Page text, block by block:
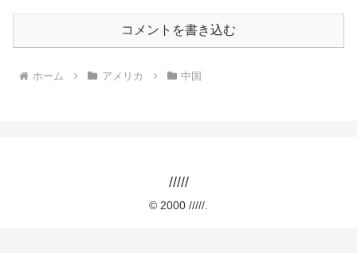
コメントを書き込む
ホーム アメリカ 中国
/////
© 2000 /////.